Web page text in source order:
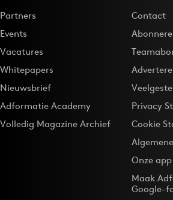
Partners
Events
Vacatures
Whitepapers
Nieuwsbrief
Adformatie Academy
Volledig Magazine Archief
Contact
Privacy
Cookie
Onze app
Maak
Google-